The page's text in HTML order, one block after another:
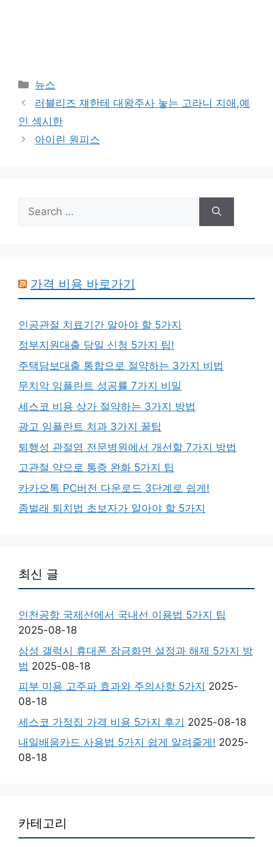
Categories
뉴스
러블리즈 쟤한테 대왕주사 놓는 고라니 지애,예
인 섹시한
아이린 원피스
for:
가격 비용 바로가기
인공관절 치료기간 알아야 할 5가지
정부지원대출 당일 신청 5가지 팁!
주택담보대출 통합으로 절약하는 3가지 비법
무치악 임플란트 성공률 7가지 비밀
세스코 비용 상가 절약하는 3가지 방법
광고 임플란트 치과 3가지 꿀팁
퇴행성 관절염 전문병원에서 개선할 7가지 방법
고관절 약으로 통증 완화 5가지 팁
카카오톡 PC버전 다운로드 3단계로 쉽게!
좀벌래 퇴치법 초보자가 알아야 할 5가지
최신 글
인천공항 국제선에서 국내선 이용법 5가지 팁
2025-08-18
삼성 갤럭시 휴대폰 잠금화면 설정과 해제 5가지 방
법 2025-08-18
피부 미용 고주파 효과와 주의사항 5가지 2025-
08-18
세스코 가정집 가격 비용 5가지 후기 2025-08-18
내일배움카드 사용법 5가지 쉽게 알려줄게! 2025-
08-18
카테고리